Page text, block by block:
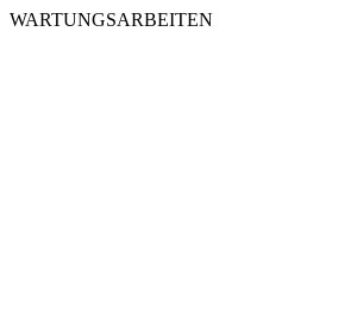
WARTUNGSARBEITEN